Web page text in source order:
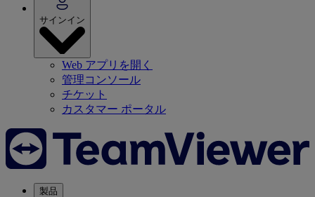
サインイン
Web アプリを開く
管理コンソール
チケット
カスタマー ポータル
製品